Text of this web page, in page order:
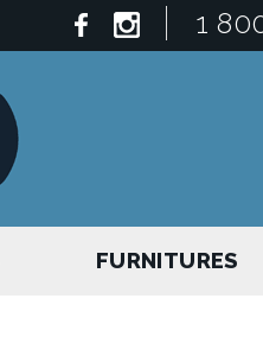
1
FURNITURES